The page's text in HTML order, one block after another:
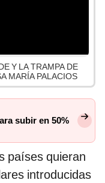
Y LA TRAMPA DE
MARÍA PALACIOS
subir en 50%
países quieran
introducidas